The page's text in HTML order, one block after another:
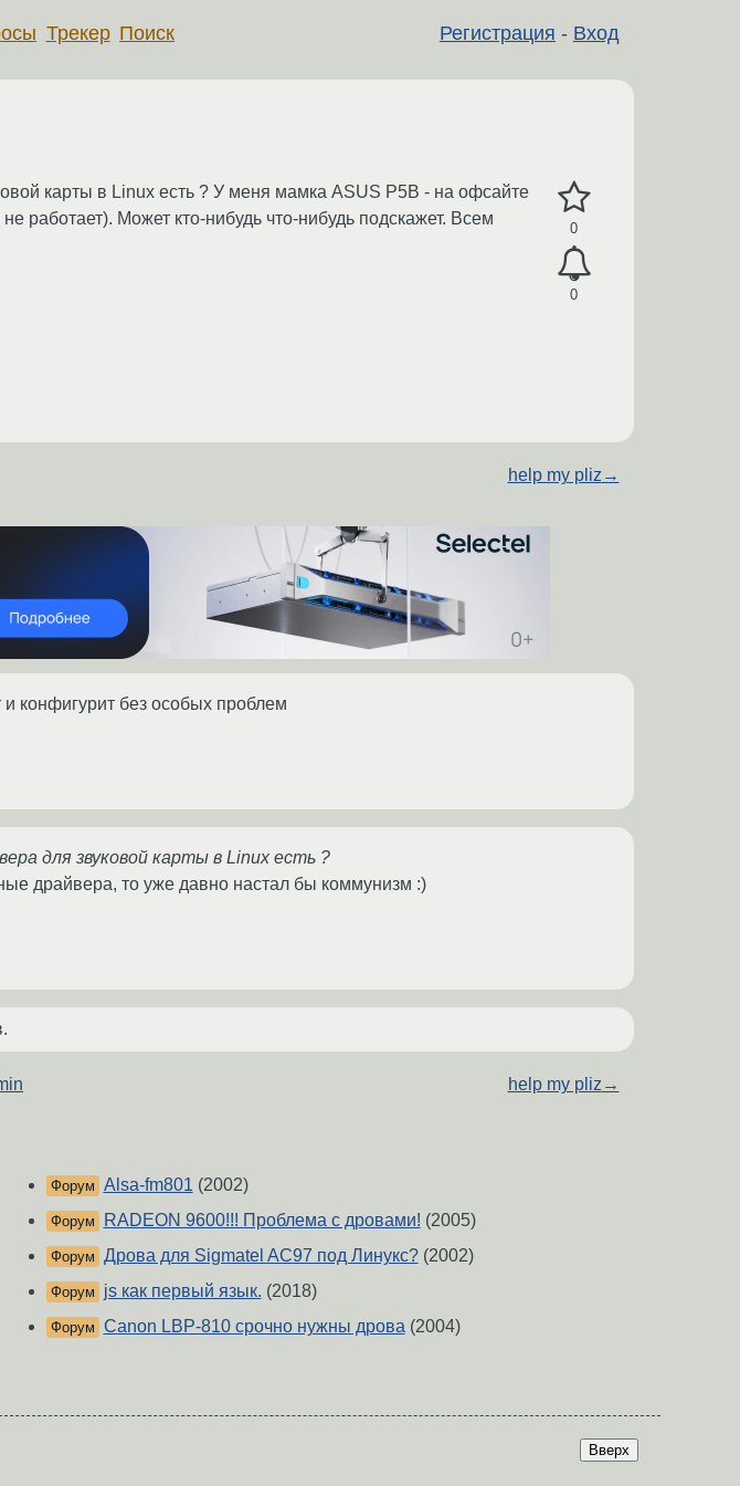
Регистрация - Вход
Трекер Поиск
0
0
карты в Linux есть ? У меня мамка ASUS P5B - на офсайте
работает). Может кто-нибудь что-нибудь подскажет. Всем
help my pliz →
конфигурит без особых проблем
для звуковой карты в Linux есть ?
драйвера, то уже давно настал бы коммунизм :)
help my pliz →
Форум Alsa-fm801 (2002)
Форум RADEON 9600!!! Проблема с дровами! (2005)
Форум Дрова для Sigmatel AC97 под Линукс?(2002)
Форум js как первый язык. (2018)
Форум Canon LBP-810 срочно нужны дрова(2004)
Вверх